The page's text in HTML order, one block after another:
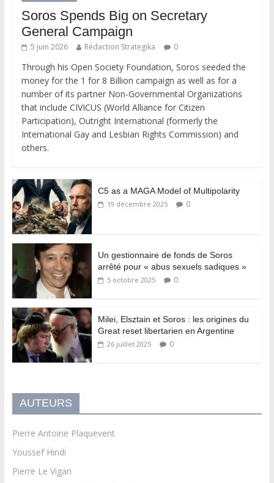
Soros Spends Big on Secretary
General Campaign
5 juin 2026 Rédaction Strategika 0
Through his Open Society Foundation, Soros seeded the
money for the 1 for 8 Billion campaign as well as for a
number of its partner Non-Governmental Organizations
that include CIVICUS (World Alliance for Citizen
Participation), Outright International (formerly the
International Gay and Lesbian Rights Commission) and
others.
C5 as a MAGA Model of Multipolarity
19 décembre 2025 0
Un gestionnaire de fonds de Soros
arrêté pour « abus sexuels sadiques »
5 octobre 2025 0
Milei, Elsztain et Soros : les origines du
Great reset libertarien en Argentine
26 juillet 2025 0
AUTEURS
Pierre Antoine Plaquevent
Youssef Hindi
Pierre Le Vigan